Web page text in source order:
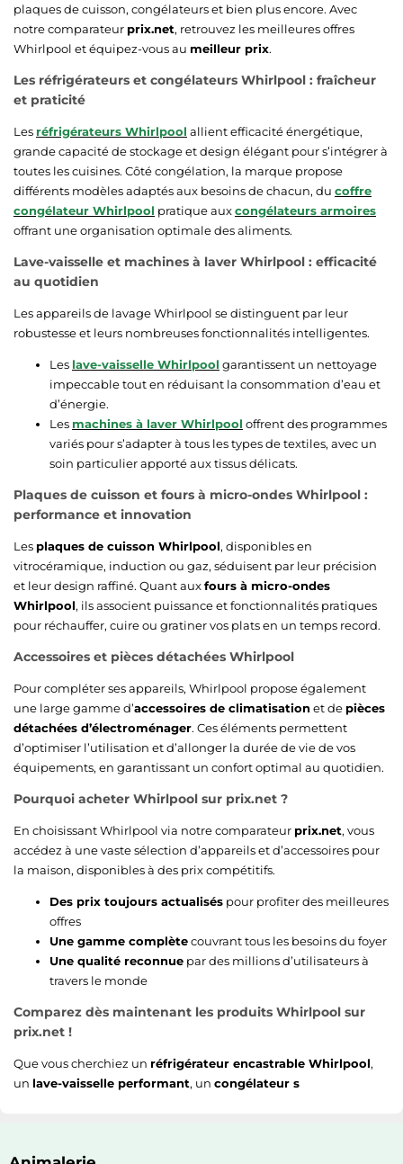
plaques de cuisson, congélateurs et bien plus encore. Avec
notre comparateur prix.net, retrouvez les meilleures offres
Whirlpool et équipez-vous au meilleur prix.
Les réfrigérateurs et congélateurs Whirlpool : fraîcheur
et praticité
Les réfrigérateurs Whirlpool allient efficacité énergétique,
grande capacité de stockage et design élégant pour s’intégrer à
toutes les cuisines. Côté congélation, la marque propose
différents modèles adaptés aux besoins de chacun, du coffre
congélateur Whirlpool pratique auxcongélateurs armoires
offrant une organisation optimale des aliments.
Lave-vaisselle et machines à laver Whirlpool : efficacité
au quotidien
Les appareils de lavage Whirlpool se distinguent par leur
robustesse et leurs nombreuses fonctionnalités intelligentes.
Les lave-vaisselle Whirlpool garantissent un nettoyage
impeccable tout en réduisant la consommation d’eau et
d’énergie.
Les machines à laver Whirlpool offrent des programmes
variés pour s’adapter à tous les types de textiles, avec un
soin particulier apporté aux tissus délicats.
Plaques de cuisson et fours à micro-ondes Whirlpool :
performance et innovation
Les plaques de cuisson Whirlpool, disponibles en
vitrocéramique, induction ou gaz, séduisent par leur précision
et leur design raffiné. Quant auxfours à micro-ondes
Whirlpool, ils associent puissance et fonctionnalités pratiques
pour réchauffer, cuire ou gratiner vos plats en un temps record.
Accessoires et pièces détachées Whirlpool
Pour compléter ses appareils, Whirlpool propose également
une large gamme d’accessoires de climatisationet de pièces
détachées d’électroménager. Ces éléments permettent
d’optimiser l’utilisation et d’allonger la durée de vie de vos
équipements, en garantissant un confort optimal au quotidien.
Pourquoi acheter Whirlpool sur prix.net ?
En choisissant Whirlpool via notre comparateur prix.net, vous
accédez à une vaste sélection d’appareils et d’accessoires pour
la maison, disponibles à des prix compétitifs.
Des prix toujours actualisés pour profiter des meilleures
offres
Une gamme complètecouvrant tous les besoins du foyer
Une qualité reconnue par des millions d’utilisateurs à
travers le monde
Comparez dès maintenant les produits Whirlpool sur
prix.net !
Que vous cherchiez un réfrigérateur encastrable Whirlpool,
un lave-vaisselle performant, un congélateur s